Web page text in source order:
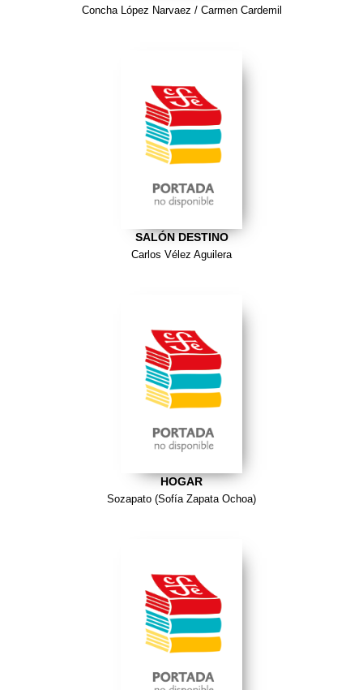
Concha López Narvaez / Carmen Cardemil
SALÓN DESTINO
Carlos Vélez Aguilera
HOGAR
Sozapato (Sofía Zapata Ochoa)